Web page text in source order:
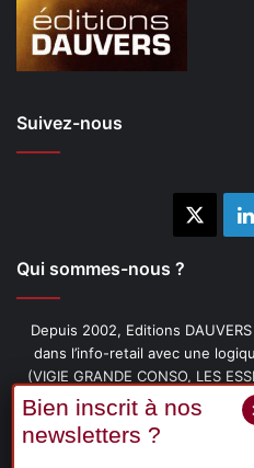
Suivez-nous
Qui sommes-nous ?
Depuis 2002, Editions
dans l’info-retail avec une
(VIGIE GRANDE CONSO, LES
livres (PENSER-CLIENT, IMAGE-
PRÉFÉRÉ DE VOS
PROMOFLASH, DRIVE